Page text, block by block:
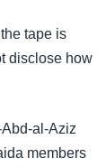
tape is
disclose how
al-Aziz
members